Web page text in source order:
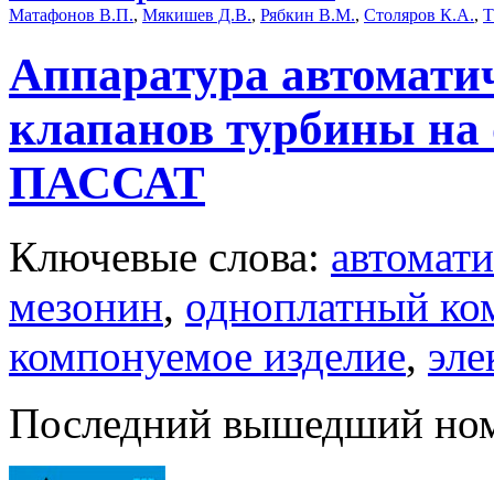
Матафонов В.П., Мякишев Д.В., Рябкин В.М., Столяров К.А.,
Аппаратура
клапанов турбины на
ПАССАТ
Ключевые слова:
мезонин, одноплатный
компонуемое изделие,
Последний вышедший